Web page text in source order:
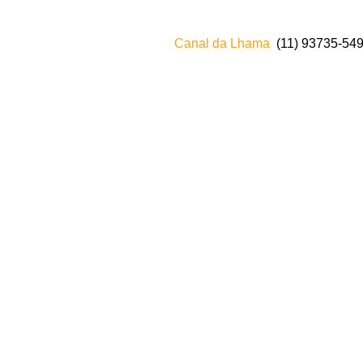
Canal da Lhama (11)